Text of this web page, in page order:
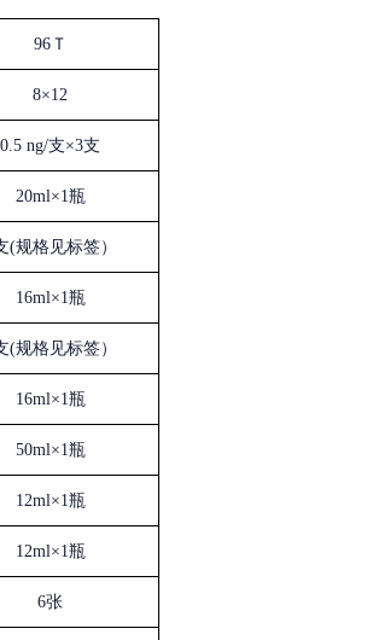
96Ｔ
8×12
0.5 ng/支×3支
20ml×1瓶
(规格见标签）
16ml×1瓶
(规格见标签）
16ml×1瓶
50ml×1瓶
12ml×1瓶
12ml×1瓶
6张